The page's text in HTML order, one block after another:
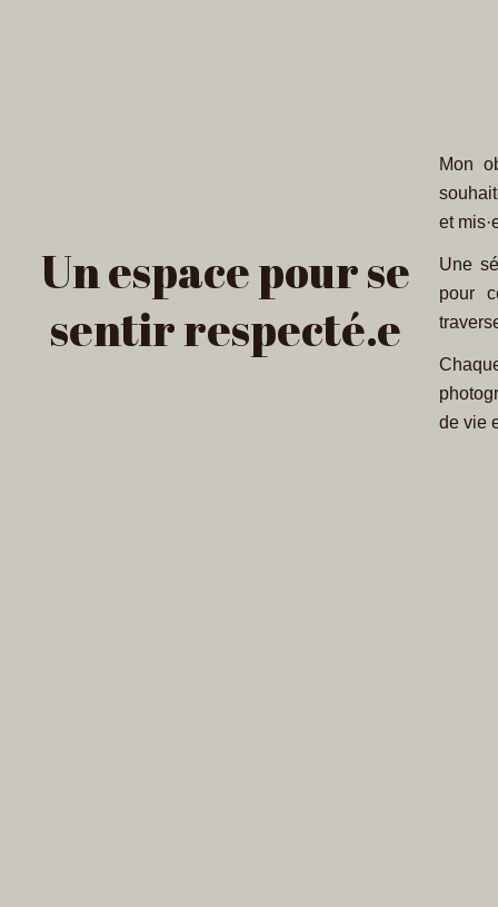
Un espace pour se
sentir respecté.e
Mon
et
Une
pour
de vie